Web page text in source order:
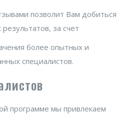
позволит Вам добиться
за счет
более опытных и
специалистов.
программе мы привлекаем